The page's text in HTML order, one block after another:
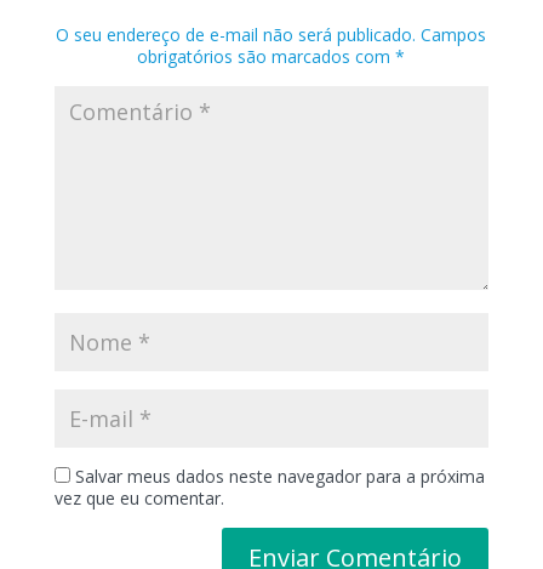
O seu endereço de e-mail não será publicado. Campos
obrigatórios são marcados com*
Salvar meus dados neste navegador para a próxima
vez que eu comentar.